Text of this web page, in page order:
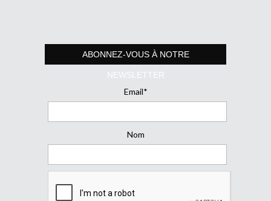
ABONNEZ-VOUS À NOTRE
NEWSLETTER
Email*
Nom